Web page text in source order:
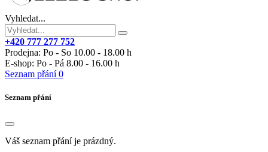
Vyhledat...
+420 777 277 752
Prodejna: Po - So 10.00 - 18.00 h
E-shop: Po - Pá 8.00 - 16.00 h
Seznam přání 0
Seznam přání
Váš seznam přání je prázdný.